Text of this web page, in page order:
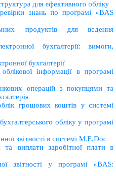
для ефективного обліку
знань по програмі «BAS
продуктів для ведення
бухгалтерії: вимоги,
бухгалтерії
інформації в програмі
операцій з покупцями та
грошових коштів у системі
обліку у програмі
звітності в системі M.E.Doc
та виплати заробiтної плати в
звітності у програмі «BAS: